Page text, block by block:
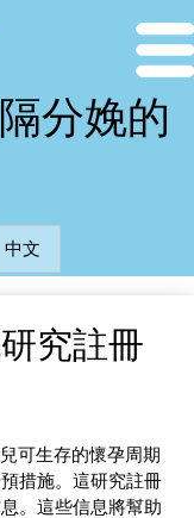
分娩的
中文
究註冊
可生存的懷孕周期
措施。這研究註冊
。這些信息將幫助